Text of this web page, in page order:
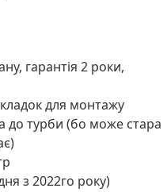
гарантія 2 роки,
для монтажу
до турби (бо може стара
з 2022го року)